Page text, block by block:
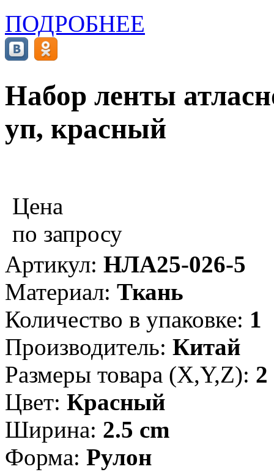
ПОДРОБНЕЕ
Набор ленты
уп, красный
Цена
по запросу
Артикул: НЛА25-026-5
Материал: Ткань
Количество в упаковке: 1
Производитель: Китай
Размеры товара (X,Y,Z): 2
Цвет: Красный
Ширина: 2.5 cm
Форма: Рулон